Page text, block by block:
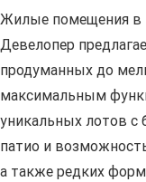
Жилые помещения в
Девелопер
продуманных до
максимальным
уникальных лотов с
патио и
а также редких